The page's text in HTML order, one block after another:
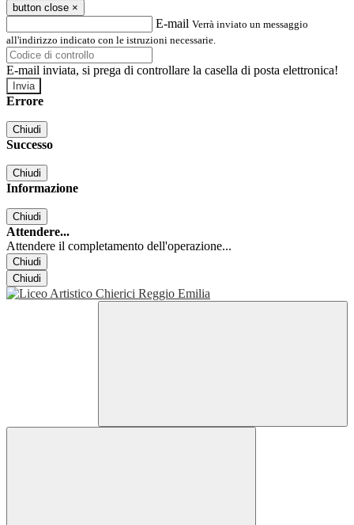
button close ×
E-mail Verrà inviato un messaggio
all'indirizzo indicato con le istruzioni necessarie.
E-mail inviata, si prega di controllare la casella di posta elettronica!
Errore
Chiudi
Successo
Chiudi
Informazione
Chiudi
Attendere...
Attendere il completamento dell'operazione...
Chiudi
Chiudi